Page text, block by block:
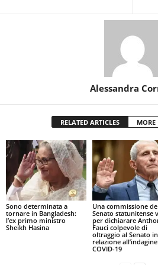
Alessandra
RELATED ARTICLES MORE
Sono determinata a
tornare in Bangladesh:
l’ex primo ministro
Sheikh Hasina
Una commissione
Senato statunitense
per dichiarare
Fauci colpevole di
oltraggio al Senato in
relazione
COVID-19